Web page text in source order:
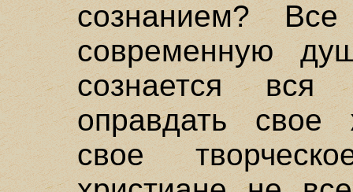
сознанием?
современную
сознается
оправдать свое
свое